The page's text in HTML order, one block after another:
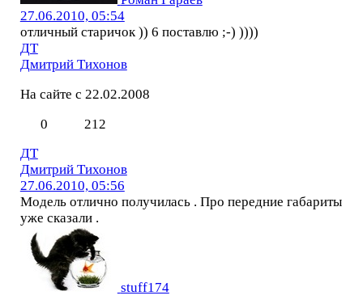
27.06.2010, 05:54
отличный старичок )) 6 поставлю ;-) ))))
ДТ
Дмитрий Тихонов
На сайте с 22.02.2008
0
212
ДТ
Дмитрий Тихонов
27.06.2010, 05:56
Модель отлично получилась . Про передние габариты
уже сказали .
stuff174